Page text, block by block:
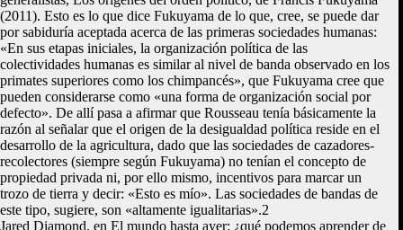
(2011). Esto es lo que dice Fukuyama de lo que, cree, se puede dar
por sabiduría aceptada acerca de las primeras sociedades humanas:
«En sus etapas iniciales, la organización política de las
colectividades humanas es similar al nivel de banda observado en los
primates superiores como los chimpancés», que Fukuyama cree que
pueden considerarse como «una forma de organización social por
defecto». De allí pasa a afirmar que Rousseau tenía básicamente la
razón al señalar que el origen de la desigualdad política reside en el
desarrollo de la agricultura, dado que las sociedades de cazadores-
recolectores (siempre según Fukuyama) no tenían el concepto de
propiedad privada ni, por ello mismo, incentivos para marcar un
trozo de tierra y decir: «Esto es mío». Las sociedades de bandas de
este tipo, sugiere, son «altamente igualitarias».2
Jared Diamond, en El mundo hasta ayer: ¿qué podemos aprender de